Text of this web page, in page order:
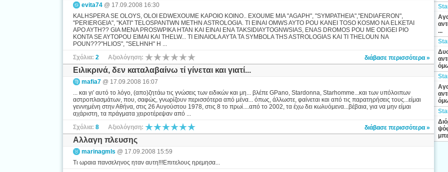
evita74 @ 17.09.2008 16:30
KALHSPERA SE OLOYS, OLOI EDWEXOUME KAPOIO KOINO.. EXOUME MIA "AGAPH", "SYMPATHEIA","ENDIAFERON",
"PERIERGEIA", "KATI" TELOSPANTWN METHN ASTROLOGIA. TI EINAI OMWS AYTO POU KANEI TOSO KOSMO NA ELKETAI
APO AYTH?? GIA MENA PROSWPIKA HTAN KAI EINAI ENA TAKSIDIAYTOGNWSIAS, ENAS DROMOS POU ME ODIGEI PIO
KONTA SE AYTOPOU EIMAI KAI THELW... TI EINAIOLA AYTA TA SYMBOLA THS ASTROLOGIAS KAI TI THELOUN NA
POUN???"HLIOS", "SELHNH" H ...
διάβασε περισσότερα »
Σχόλια: 2 Αξιολόγηση:
Ειλικρινά, δεν καταλαβαίνω τί γίνεται και γιατί...
mafia7 @ 17.09.2008 16:07
... και γι' αυτό το λόγο, (απο)ζητάω τις γνώσεις των ειδικών και μη... βλέπε GPano, Stardonna, Starhomme...και των υπόλοιπων
αστροπλασμάτων, που, σαφώς, γνωρίζουν περισσότερα από μένα... όπως, άλλωστε, φαίνεται και από τις παρατηρήσεις τους...είμαι
γεννημένη στην Αθήνα, στις 26 Αυγούστου 1978, στις 8 το πρωί....από το 2002, τα έχω δει κωλυόμενα...βέβαια, για να μην είμαι
αχάριστη, τα πράγματα χειροτέρεψαν από ...
διάβασε περισσότερα »
Σχόλια: 8 Αξιολόγηση:
Αλλαγη πλευσης
marinagmls @ 17.09.2008 15:59
Τι ωραια πανσεληνος ηταν αυτη!!!Επιτελους ηρεμησα...
...